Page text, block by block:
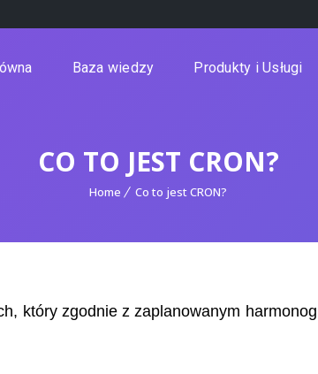
Baza wiedzy Produkty i Usługi
CO TO JEST CRON?
Home Co to jest CRON?
który zgodnie z zaplanowanym